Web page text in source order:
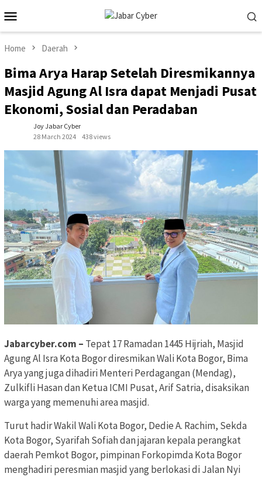
to
contentMenu
Home Daerah
Bima Arya Harap Setelah Diresmikannya
Masjid Agung Al Isra dapat Menjadi Pusat
Ekonomi, Sosial dan Peradaban
Joy Jabar Cyber
28 March 2024
438 views
Jabarcyber.com – Tepat 17 Ramadan 1445 Hijriah, Masjid
Agung Al Isra Kota Bogor diresmikan Wali Kota Bogor, Bima
Arya yang juga dihadiri Menteri Perdagangan (Mendag),
Zulkifli Hasan dan Ketua ICMI Pusat, Arif Satria, disaksikan
warga yang memenuhi area masjid.
Turut hadir Wakil Wali Kota Bogor, Dedie A. Rachim, Sekda
Kota Bogor, Syarifah Sofiah dan jajaran kepala perangkat
daerah Pemkot Bogor, pimpinan Forkopimda Kota Bogor
menghadiri peresmian masjid yang berlokasi di Jalan Nyi